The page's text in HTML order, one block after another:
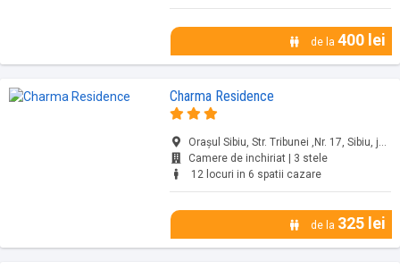
de la 400 lei
Charma Residence
Orașul Sibiu, Str. Tribunei ,Nr. 17, Sibiu, jud. Sibiu
Camere de inchiriat | 3 stele
12 locuri in 6 spatii cazare
de la 325 lei